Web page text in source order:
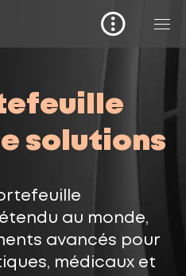
solutions
au monde,
avancés pour
médicaux et